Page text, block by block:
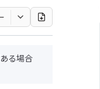
る場合